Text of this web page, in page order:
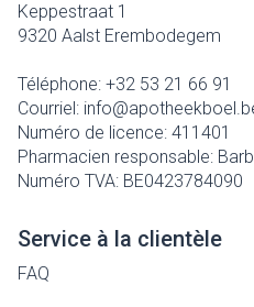
Keppestraat 1
9320 Aalst Erembodegem
Téléphone: +32 53 21 66 91
Courriel: info@
Numéro de licence: 411401
Pharmacien responsable:
Numéro TVA: BE0423784090
Service à la clientèle
FAQ